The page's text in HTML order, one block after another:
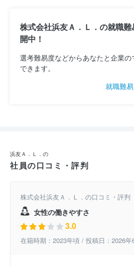
株式会社浜友Ａ．Ｌ．の就職
開中！
選考難易度などからあなたと企業
できます。
就職難
浜友Ａ．Ｌ．の
社員の口コミ・評判
株式会社浜友Ａ．Ｌ．の口コミ・評判
女性の働きやすさ
3.0
在籍時期：2023年頃 / 投稿日：2026年